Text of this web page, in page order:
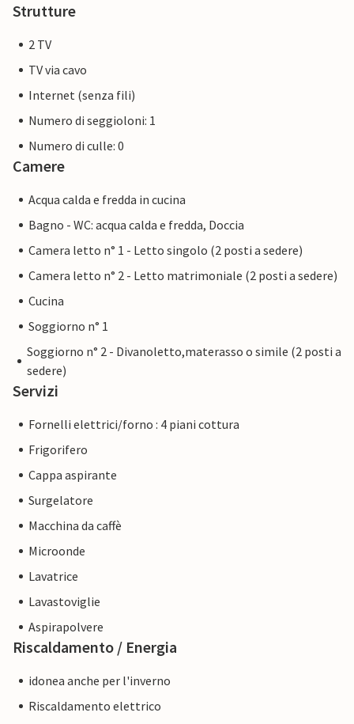
Strutture
2 TV
TV via cavo
Internet (senza fili)
Numero di seggioloni: 1
Numero di culle: 0
Camere
Acqua calda e fredda in cucina
Bagno - WC: acqua calda e fredda, Doccia
Camera letto n° 1 - Letto singolo (2 posti a sedere)
Camera letto n° 2 - Letto matrimoniale (2 posti a sedere)
Cucina
Soggiorno n° 1
Soggiorno n° 2 - Divanoletto,materasso o simile (2 posti a
sedere)
Servizi
Fornelli elettrici/forno : 4 piani cottura
Frigorifero
Cappa aspirante
Surgelatore
Macchina da caffè
Microonde
Lavatrice
Lavastoviglie
Aspirapolvere
Riscaldamento / Energia
idonea anche per l'inverno
Riscaldamento elettrico